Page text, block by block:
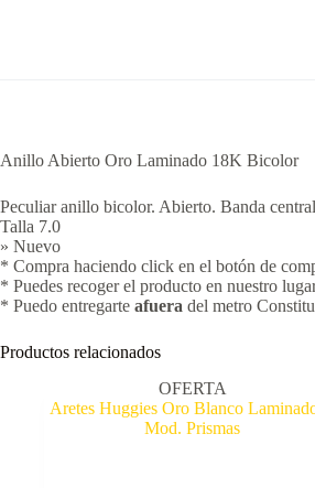
Anillo Abierto Oro Laminado 18K Bicolor
Peculiar anillo bicolor. Abierto. Banda
Talla 7.0
» Nuevo
* Compra haciendo click en el botón de
* Puedes recoger el producto en nuestro
* Puedo entregarte afuera del metro
Productos relacionados
OFERTA